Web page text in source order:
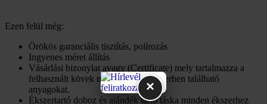
Ezen felül még:
Örökös garanciális tisztítás, polírozás
Ingyenes méret állítás
Vásárlási bizonylat avagy (Certificate) mely tartalmazza a
felhasznált kövek minőségét az ékszerben található
anyagokat.
Ékszertartó doboz és ajándék tartó táska minden ékszerhez
×